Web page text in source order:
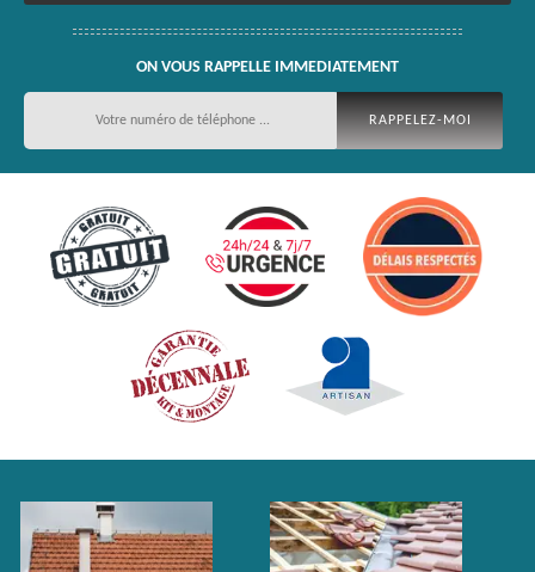
ON VOUS RAPPELLE IMMEDIATEMENT